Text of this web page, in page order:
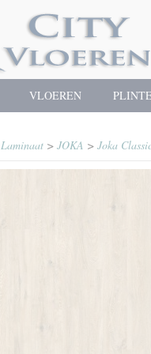
VLOEREN
Laminaat > JOKA > Joka